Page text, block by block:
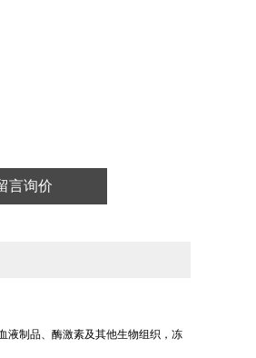
言询价
液制品、酶激素及其他生物组织，冻